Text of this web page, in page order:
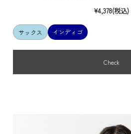
¥4,378(税込)
サックス インディゴ
Check